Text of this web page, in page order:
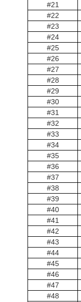
#21
#22
#23
#24
#25
#26
#27
#28
#29
#30
#31
#32
#33
#34
#35
#36
#37
#38
#39
#40
#41
#42
#43
#44
#45
#46
#47
#48